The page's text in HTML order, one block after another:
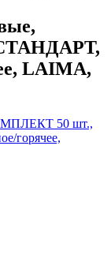
LAIMA,